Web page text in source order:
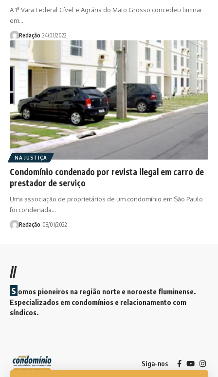
A 1ª Vara Federal Cível e Agrária do Mato Grosso concedeu liminar
em…
Redação 24/01/2022
NA JUSTIÇA
Condomínio condenado por revista ilegal em carro de
prestador de serviço
Uma associação de proprietários de um condomínio em São Paulo
foi condenada…
Redação 08/01/2022
//
S omos pioneiros na região norte e noroeste fluminense.
Especializados em condomínios e relacionamento com
síndicos.
Siga-nos